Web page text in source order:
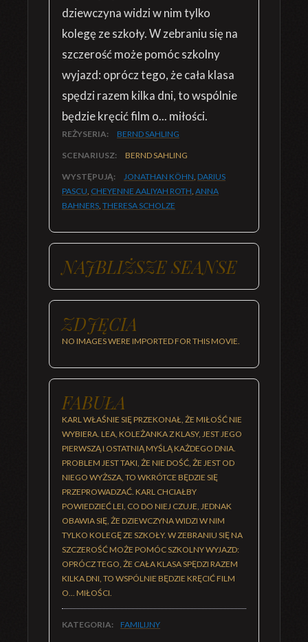
dziewczyna widzi w nim tylko
kolegę ze szkoły. W zebraniu się na
szczerość może pomóc szkolny
wyjazd: oprócz tego, że cała klasa
spędzi razem kilka dni, to wspólnie
będzie kręcić film o... miłości.
REŻYSERIA: BERND SAHLING
SCENARIUSZ: BERND SAHLING
WYSTĘPUJĄ: JONATHAN KÖHN, DARIUS
PASCU, CHEYENNE AALIYAH ROTH, ANNA
BAHNERS, THERESA SCHOLZE
NAJBLIŻSZE SEANSE
ZDJĘCIA
NO IMAGES WERE IMPORTED FOR THIS MOVIE.
FABUŁA
KARL WŁAŚNIE SIĘ PRZEKONAŁ, ŻE MIŁOŚĆ NIE
WYBIERA. LEA, KOLEŻANKA Z KLASY, JEST JEGO
PIERWSZĄ I OSTATNIĄ MYŚLĄ KAŻDEGO DNIA.
PROBLEM JEST TAKI, ŻE NIE DOŚĆ, ŻE JEST OD
NIEGO WYŻSZA, TO WKRÓTCE BĘDZIE SIĘ
PRZEPROWADZAĆ. KARL CHCIAŁBY
POWIEDZIEĆ LEI, CO DO NIEJ CZUJE, JEDNAK
OBAWIA SIĘ, ŻE DZIEWCZYNA WIDZI W NIM
TYLKO KOLEGĘ ZE SZKOŁY. W ZEBRANIU SIĘ NA
SZCZEROŚĆ MOŻE POMÓC SZKOLNY WYJAZD:
OPRÓCZ TEGO, ŻE CAŁA KLASA SPĘDZI RAZEM
KILKA DNI, TO WSPÓLNIE BĘDZIE KRĘCIĆ FILM
O... MIŁOŚCI.
KATEGORIA: FAMILIJNY